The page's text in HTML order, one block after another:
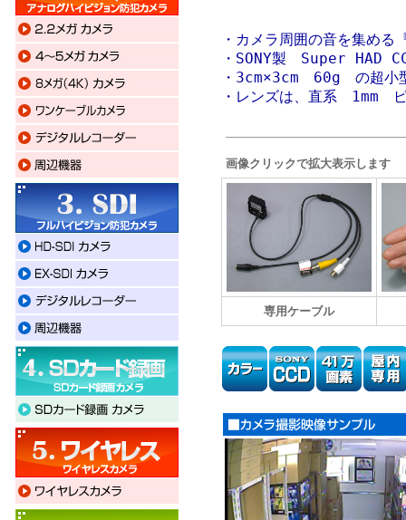
・カメラ周囲の音を集める
・SONY製 Super HAD
・3cm×3cm 60g の超小
・レンズは、直系 1mm
画像クリックで拡大表示します
専用ケーブル